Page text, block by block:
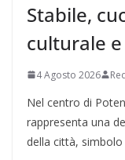
Stabile,
culturale
4 Agosto 2026
Nel centro di
rappresenta una
della città, simbolo